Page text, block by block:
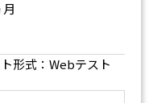
形式：Webテスト